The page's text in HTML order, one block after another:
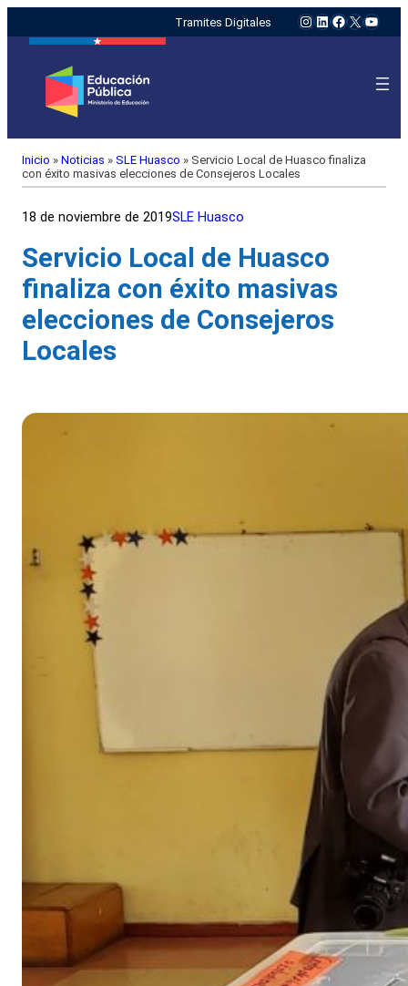
Tramites Digitales Instagram
LinkedIn
Facebook
X
Inicio » Noticias » SLE Huasco » Servicio Local de Huasco finaliza
con éxito masivas elecciones de Consejeros Locales
18 de noviembre de 2019SLE Huasco
Servicio Local de Huasco
finaliza con éxito masivas
elecciones de Consejeros
Locales